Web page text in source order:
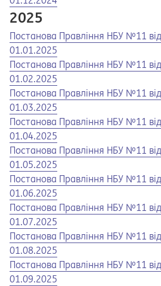
2025
Opens in a new tab
Opens a pdf
Постанова Правління НБУ №11
01.01.2025
Opens in a new tab
Opens a pdf
Постанова Правління НБУ №11
01.02.2025
Opens in a new tab
Opens a pdf
Постанова Правління НБУ №11
01.03.2025
Opens in a new tab
Opens a pdf
Постанова Правління НБУ №11
01.04.2025
Opens in a new tab
Opens a pdf
Постанова Правління НБУ №11
01.05.2025
Opens in a new tab
Opens a pdf
Постанова Правління НБУ №11
01.06.2025
Opens in a new tab
Opens a pdf
Постанова Правління НБУ №11
01.07.2025
Opens in a new tab
Opens a pdf
Постанова Правління НБУ №11
01.08.2025
Opens in a new tab
Opens a pdf
Постанова Правління НБУ №11
01.09.2025